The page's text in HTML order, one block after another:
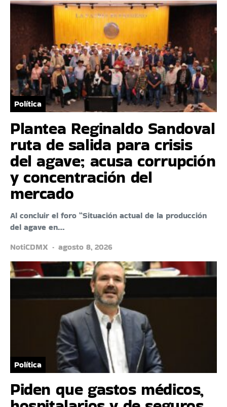
Política
Plantea Reginaldo Sandoval
ruta de salida para crisis
del agave; acusa corrupción
y concentración del
mercado
Al concluir el foro “Situación actual de la producción
del agave en…
NotiCDMX
agosto 8, 2026
Política
Piden que gastos médicos,